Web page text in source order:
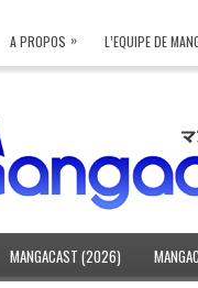
A PROPOS » L’EQUIPE DE
MANGACAST (2026)